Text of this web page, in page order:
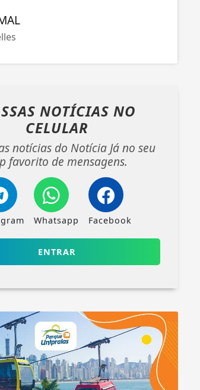
NOTÍCIAS NO
CELULAR
notícias do Notícia Já no seu
favorito de mensagens.
Whatsapp Facebook
ENTRAR